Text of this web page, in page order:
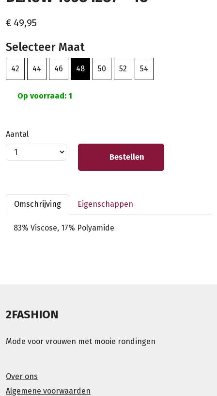
€ 49,95
Selecteer Maat
42 44 46 48 50 52 54
Op voorraad: 1
Aantal
Bestellen
Omschrijving Eigenschappen
83% Viscose, 17% Polyamide
2FASHION
Mode voor vrouwen met mooie rondingen
Over ons
Algemene voorwaarden